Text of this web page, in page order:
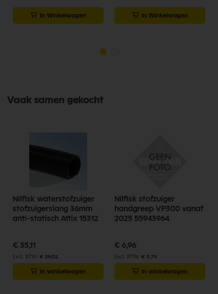
In Winkelwagen In Winkelwagen
Vaak samen gekocht
Nilfisk waterstofzuiger
stofzuigerslang 36mm
anti-statisch Attix 15312
€ 35,11
€ 29,02
In winkelwagen
Nilfisk stofzuiger
handgreep VP300 vanaf
2025 55943964
€ 6,96
€ 5,75
In winkelwagen